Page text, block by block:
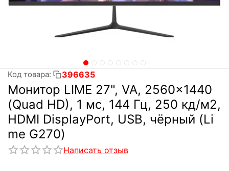
Код товара: 396635
Монитор LIME 27", VA, 2560x1440
(Quad HD), 1 мс, 144 Гц, 250 кд/м2,
HDMI DisplayPort, USB, чёрный (Li
me G270)
Написать отзыв